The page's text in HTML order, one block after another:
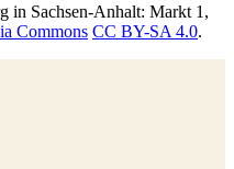
in Sachsen-Anhalt: Markt 1,
Commons CC BY-SA 4.0.